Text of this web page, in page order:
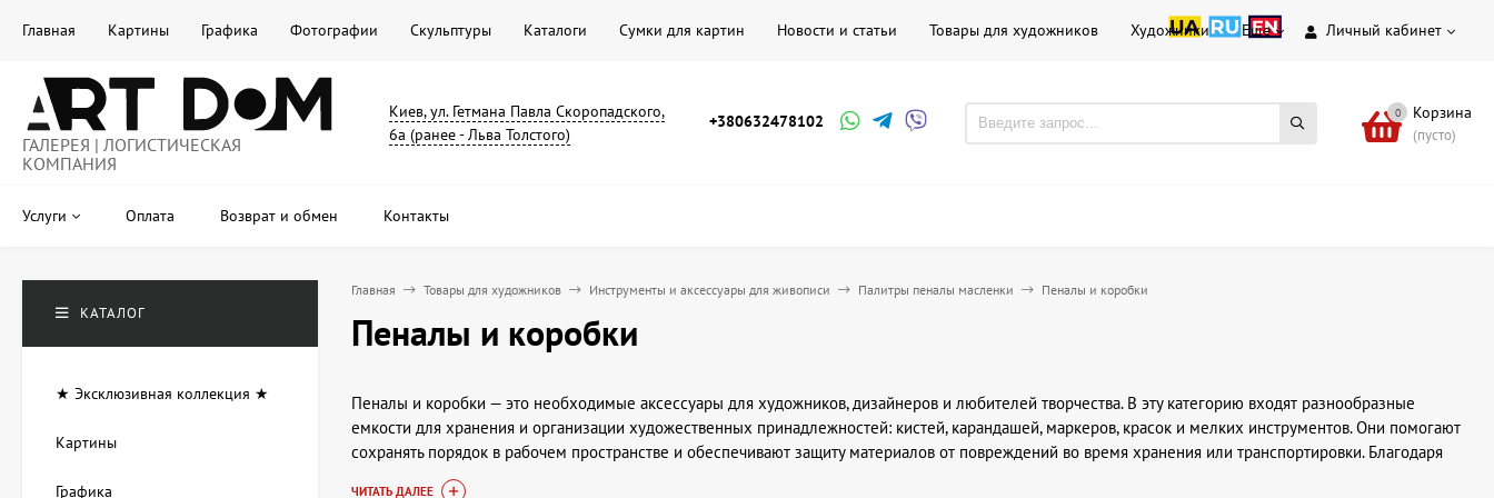
Личный кабинет
Главная Картины Графика Фотографии Скульптуры Каталоги Сумки для картин Новости и статьи Товары для художников Художники Еще
ГАЛЕРЕЯ | ЛОГИСТИЧЕСКАЯ
КОМПАНИЯ
Киев, ул. Гетмана Павла Скоропадского,
6а (ранее - Льва Толстого)
+380632478102 0 Корзина
(пусто)
Услуги Оплата Возврат и обмен Контакты
Главная Товары для художников Инструменты и аксессуары для живописи Палитры пеналы масленки Пеналы и коробки
Пеналы и коробки
Пеналы и коробки — это необходимые аксессуары для художников, дизайнеров и любителей творчества. В эту категорию входят разнообразные
емкости для хранения и организации художественных принадлежностей: кистей, карандашей, маркеров, красок и мелких инструментов. Они помогают
сохранять порядок в рабочем пространстве и обеспечивают защиту материалов от повреждений во время хранения или транспортировки. Благодаря
пеналам и коробкам можно удобно хранить как отдельные наборы, так и разносортные материалы, что облегчает творческий процесс и повышает его
ЧИТАТЬ ДАЛЕЕ
КАТАЛОГ
★ Эксклюзивная коллекция ★
Картины
Графика